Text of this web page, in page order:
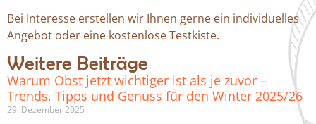
Bei Interesse erstellen wir Ihnen gerne ein individuelles
Angebot oder eine kostenlose Testkiste.
Weitere Beiträge
Warum Obst jetzt wichtiger ist als je zuvor –
Trends, Tipps und Genuss für den Winter 2025/26
29. Dezember 2025